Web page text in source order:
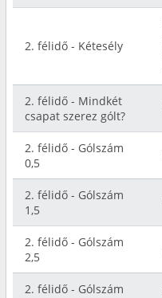
2. félidő - Kétesély
2. félidő - Mindkét
csapat szerez gólt?
2. félidő - Gólszám
0,5
2. félidő - Gólszám
1,5
2. félidő - Gólszám
2,5
2. félidő - Gólszám